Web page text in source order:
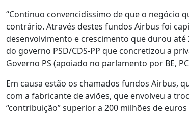
“Continuo convencidíssimo de que o negócio
contrário. Através destes fundos Airbus foi
desenvolvimento e crescimento que durou
do governo PSD/CDS-PP que concretizou a
Governo PS (apoiado no parlamento por BE,
Em causa estão os chamados fundos Airbus,
com a fabricante de aviões, que envolveu a
“contribuição” superior a 200 milhões de